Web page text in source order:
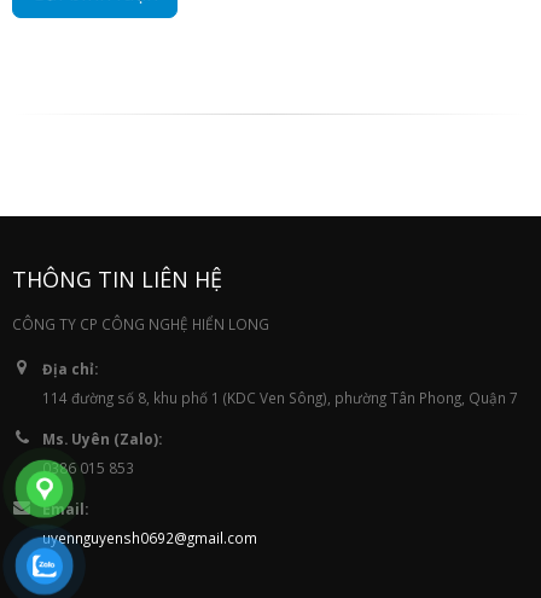
THÔNG TIN LIÊN HỆ
CÔNG TY CP CÔNG NGHỆ HIỂN LONG
Địa chỉ:
114 đường số 8, khu phố 1 (KDC Ven Sông), phường Tân Phong, Quận 7
Ms. Uyên (Zalo):
0386 015 853
Email:
uyennguyensh0692@gmail.com